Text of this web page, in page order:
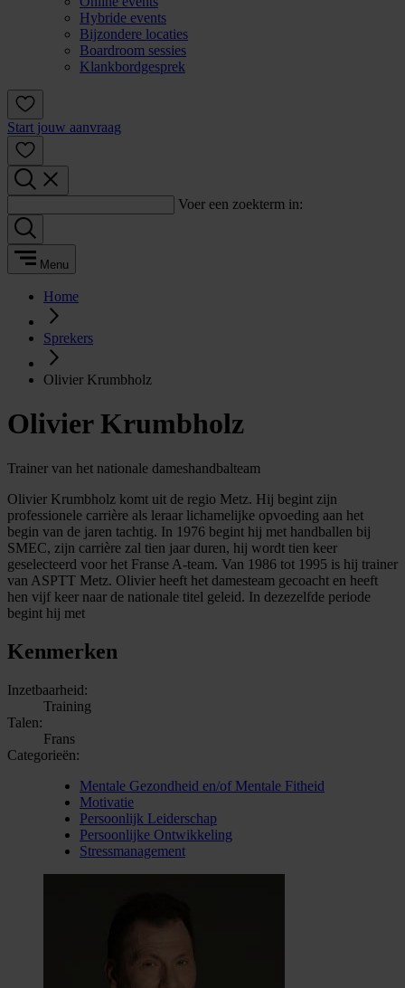
Hybride events
Bijzondere locaties
Boardroom sessies
Klankbordgesprek
Start jouw aanvraag
Voer een zoekterm in:
Menu
Home
Sprekers
Olivier Krumbholz
Olivier Krumbholz
Trainer van het nationale dameshandbalteam
Olivier Krumbholz komt uit de regio Metz. Hij begint zijn
professionele carrière als leraar lichamelijke opvoeding aan het
begin van de jaren tachtig. In 1976 begint hij met handballen bij
SMEC, zijn carrière zal tien jaar duren, hij wordt tien keer
geselecteerd voor het Franse A-team. Van 1986 tot 1995 is hij trainer
van ASPTT Metz. Olivier heeft het damesteam gecoacht en heeft
hen vijf keer naar de nationale titel geleid. In dezezelfde periode
begint hij met
Kenmerken
Inzetbaarheid:
Training
Talen:
Frans
Categorieën:
Mentale Gezondheid en/of Mentale Fitheid
Motivatie
Persoonlijk Leiderschap
Persoonlijke Ontwikkeling
Stressmanagement